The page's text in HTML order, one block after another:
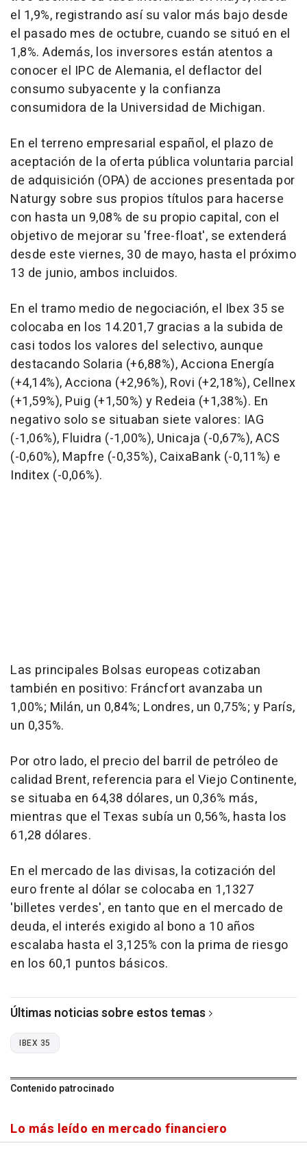
el 1,9%, registrando así su valor más bajo desde
el pasado mes de octubre, cuando se situó en el
1,8%. Además, los inversores están atentos a
conocer el IPC de Alemania, el deflactor del
consumo subyacente y la confianza
consumidora de la Universidad de Michigan.
En el terreno empresarial español, el plazo de
aceptación de la oferta pública voluntaria parcial
de adquisición (OPA) de acciones presentada por
Naturgy sobre sus propios títulos para hacerse
con hasta un 9,08% de su propio capital, con el
objetivo de mejorar su 'free-float', se extenderá
desde este viernes, 30 de mayo, hasta el próximo
13 de junio, ambos incluidos.
En el tramo medio de negociación, el Ibex 35 se
colocaba en los 14.201,7 gracias a la subida de
casi todos los valores del selectivo, aunque
destacando Solaria (+6,88%), Acciona Energía
(+4,14%), Acciona (+2,96%), Rovi (+2,18%), Cellnex
(+1,59%), Puig (+1,50%) y Redeia (+1,38%). En
negativo solo se situaban siete valores: IAG
(-1,06%), Fluidra (-1,00%), Unicaja (-0,67%), ACS
(-0,60%), Mapfre (-0,35%), CaixaBank (-0,11%) e
Inditex (-0,06%).
Las principales Bolsas europeas cotizaban
también en positivo: Fráncfort avanzaba un
1,00%; Milán, un 0,84%; Londres, un 0,75%; y París,
un 0,35%.
Por otro lado, el precio del barril de petróleo de
calidad Brent, referencia para el Viejo Continente,
se situaba en 64,38 dólares, un 0,36% más,
mientras que el Texas subía un 0,56%, hasta los
61,28 dólares.
En el mercado de las divisas, la cotización del
euro frente al dólar se colocaba en 1,1327
'billetes verdes', en tanto que en el mercado de
deuda, el interés exigido al bono a 10 años
escalaba hasta el 3,125% con la prima de riesgo
en los 60,1 puntos básicos.
Últimas noticias sobre estos temas
IBEX 35
Contenido patrocinado
Lo más leído en mercado financiero